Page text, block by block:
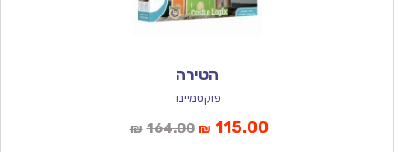
הטירה
פוקסמיינד
₪ 164.00המחיר
₪ 115.00המחיר